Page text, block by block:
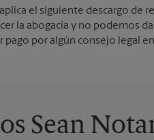
aplica el siguiente descargo de
la abogacía y no podemos
por algún consejo legal
Sean